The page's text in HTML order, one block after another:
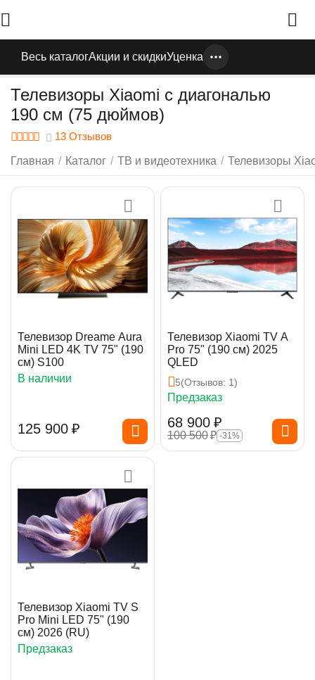
Весь каталогАкции и скидкиУценка
Телевизоры Xiaomi с диагональю
190 см (75 дюймов)
13 Отзывов
Главная / Каталог / ТВ и видеотехника / Телевизоры
Телевизор Dreame Aura
Mini LED 4K TV 75" (190
см) S100
В наличии
125 900 ₽
Телевизор Xiaomi TV A
Pro 75" (190 см) 2025
QLED
5(Отзывов: 1)
Предзаказ
68 900 ₽
100 500₽ -31%
Телевизор Xiaomi TV S
Pro Mini LED 75" (190
см) 2026 (RU)
Предзаказ